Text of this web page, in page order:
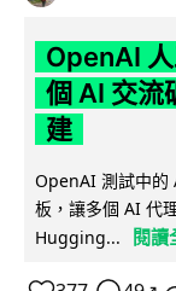
OpenAI
個 AI 交流
建
OpenAI 測試中的
板，讓多個 AI 代
Hugging...
閱讀